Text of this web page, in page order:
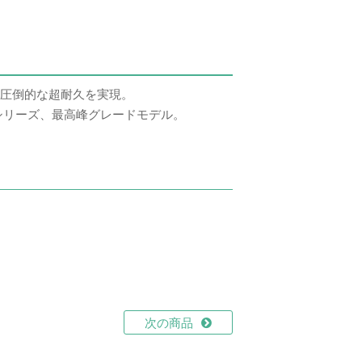
倒的な超耐久を実現。
ーズ、最高峰グレードモデル。
次の商品